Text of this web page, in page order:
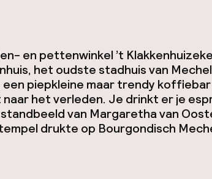
en pettenwinkel ’t
het oudste stadhuis van
een piepkleine maar trendy
naar het verleden. Je drinkt er je
van Margaretha van
drukte op Bourgondisch